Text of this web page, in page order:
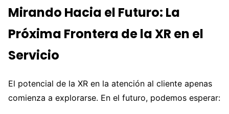
Mirando Hacia el Futuro: La
Próxima Frontera de la XR en el
Servicio
El potencial de la XR en la atención al cliente apenas
comienza a explorarse. En el futuro, podemos esperar: